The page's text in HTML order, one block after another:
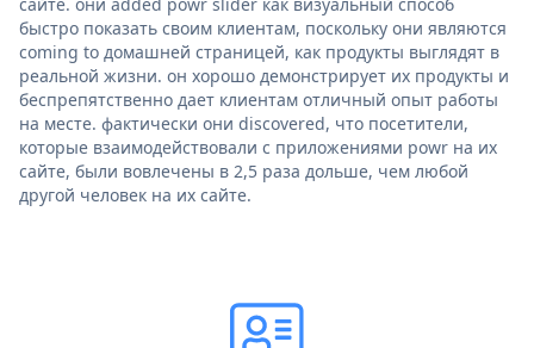
быстро показать своим клиентам, поскольку они являются
coming to домашней страницей, как продукты выглядят в
реальной жизни. он хорошо демонстрирует их продукты и
беспрепятственно дает клиентам отличный опыт работы
на месте. фактически они discovered, что посетители,
которые взаимодействовали с приложениями powr на их
сайте, были вовлечены в 2,5 раза дольше, чем любой
другой человек на их сайте.